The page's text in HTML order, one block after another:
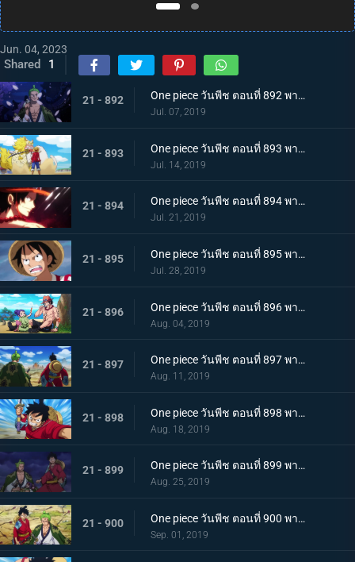
Jun. 04, 2023
Shared 1
21 - 892 One piece วันพีช ตอนที่ 892 พากย์ไทย แคว้นวาโนะคุนิ! สู่แคว้นแห่งซามูไร
Jul. 07, 2019
21 - 893 One piece วันพีช ตอนที่ 893 พากย์ไทย โอทามะปรากฏตัว ลูฟี่ vs ทหารไคโด!
Jul. 14, 2019
21 - 894 One piece วันพีช ตอนที่ 894 พากย์ไทย จะต้องมาแน่ๆ ตำนานเอสที่แคว้นวาโนะ!
Jul. 21, 2019
21 - 895 One piece วันพีช ตอนที่ 895 พากย์ไทย ตอนพิเศษ! นักล่าค่าหัวสุดแกร่ง ซีดอล
Jul. 28, 2019
21 - 896 One piece วันพีช ตอนที่ 896 พากย์ไทย ตอนพิเศษ! ศึกตัดสินระหว่างลูฟี่และเจ้าแห่งแก๊ส
Aug. 04, 2019
21 - 897 One piece วันพีช ตอนที่ 897 พากย์ไทย ช่วยโอทามะ หมวกฟางทะลวงฝ่าทุ่งรกร้าง!
Aug. 11, 2019
21 - 898 One piece วันพีช ตอนที่ 898 พากย์ไทย ดาราเด่น! จอมขมังเวทย์ฮอว์คินส์ออกโรง
Aug. 18, 2019
21 - 899 One piece วันพีช ตอนที่ 899 พากย์ไทย ความพ่ายแพ้ที่เลี่ยงไม่ได้ การโจมตีอย่างหนักของสตรอว์แมน!
Aug. 25, 2019
21 - 900 One piece วันพีช ตอนที่ 900 พากย์ไทย วันที่แสนจะสุดยอด โอทามะ และ ถั่วแดงต้ม
Sep. 01, 2019